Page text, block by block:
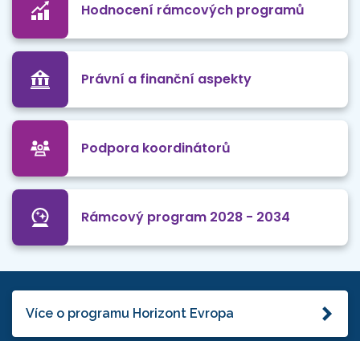
Hodnocení rámcových programů
Právní a finanční aspekty
Podpora koordinátorů
Rámcový program 2028 - 2034
Více o programu Horizont Evropa